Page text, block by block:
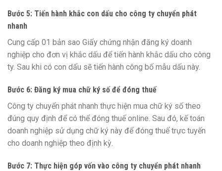
Bước 5: Tiến hành khắc con dấu cho công ty chuyển phát
nhanh
Cung cấp 01 bản sao Giấy chứng nhận đăng ký doanh
nghiệp cho đơn vị khắc dấu để tiến hành khắc dấu cho công
ty. Sau khi có con dấu sẽ tiến hành công bố mẫu dấu này.
Bước 6: Đăng ký mua chữ ký số để đóng thuế
Công ty chuyển phát nhanh thực hiện mua chữ ký số theo
đúng quy định để có thể đóng thuế online. Sau đó, kế toán
doanh nghiệp sử dụng chữ ký này để đóng thuế trực tuyến
cho doanh nghiệp theo định kỳ.
Bước 7: Thực hiện góp vốn vào công ty chuyển phát nhanh